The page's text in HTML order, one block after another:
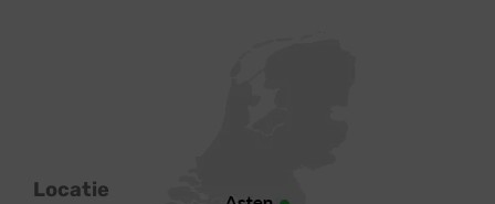
Locatie